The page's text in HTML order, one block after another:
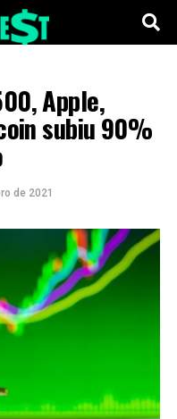
Apple,
subiu 90%
de 2021